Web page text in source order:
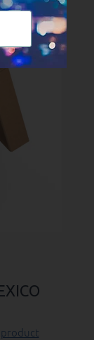
product